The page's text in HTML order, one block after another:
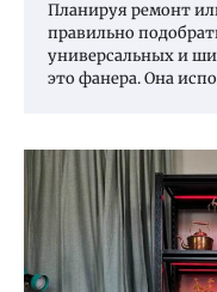
Планируя ремонт
правильно
универсальных и
это фанера. Она